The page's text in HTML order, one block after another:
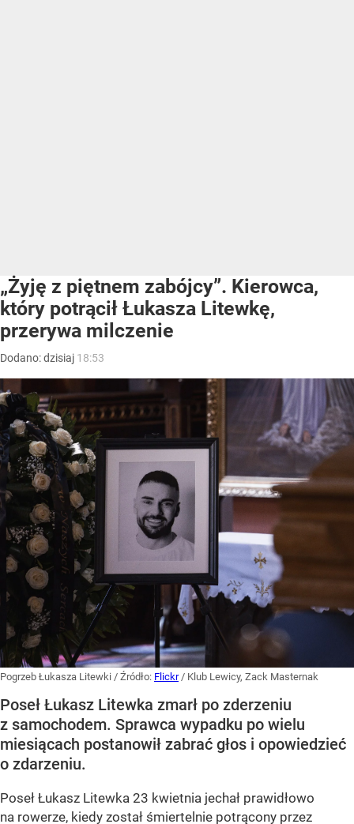
„Żyję z piętnem zabójcy”. Kierowca,
który potrącił Łukasza Litewkę,
przerywa milczenie
Dodano:dzisiaj 18:53
Pogrzeb Łukasza Litewki / Źródło: Flickr / Klub Lewicy, Zack Masternak
Poseł Łukasz Litewka zmarł po zderzeniu
z samochodem. Sprawca wypadku po wielu
miesiącach postanowił zabrać głos i opowiedzieć
o zdarzeniu.
Poseł Łukasz Litewka 23 kwietnia jechał prawidłowo
na rowerze, kiedy został śmiertelnie potrącony przez